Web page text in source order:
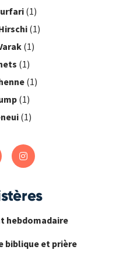
(1)
(1)
(1)
(1)
(1)
(1)
(1)
hebdomadaire
biblique et prière